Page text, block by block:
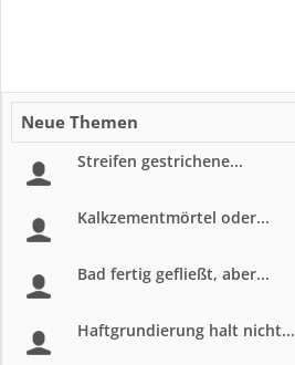
Neue Themen
Streifen gestrichene...
Kalkzementmörtel oder...
Bad fertig gefließt, aber...
Haftgrundierung halt nicht...